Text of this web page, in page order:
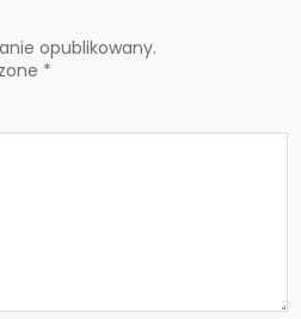
opublikowany.
*